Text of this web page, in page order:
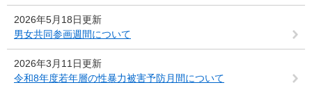
2026年5月18日更新
男女共同参画週間について
2026年3月11日更新
令和8年度若年層の性暴力被害予防月間について